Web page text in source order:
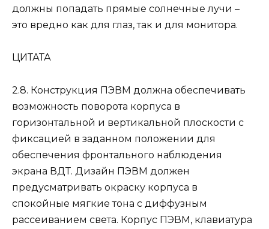
должны попадать прямые солнечные лучи –
это вредно как для глаз, так и для монитора.
ЦИТАТА
2.8. Конструкция ПЭВМ должна обеспечивать
возможность поворота корпуса в
горизонтальной и вертикальной плоскости с
фиксацией в заданном положении для
обеспечения фронтального наблюдения
экрана ВДТ. Дизайн ПЭВМ должен
предусматривать окраску корпуса в
спокойные мягкие тона с диффузным
рассеиванием света. Корпус ПЭВМ, клавиатура